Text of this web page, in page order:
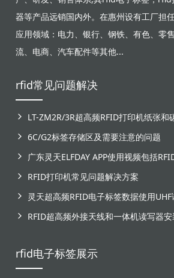
器等产品远销国内外。在惠州设有工厂担
应用领域：电力、银行、钢铁、有色、零
流、电商、汽车配件等其他...
rfid常见问题解决
LT-ZM2R/3R超高频RFID打印机纸张和
6C/G2标签存储区及需要注意的问题
RFID打印机常见问题解决方案
RFID超高频外接天线和一体机读写器
rfid电子标签展示